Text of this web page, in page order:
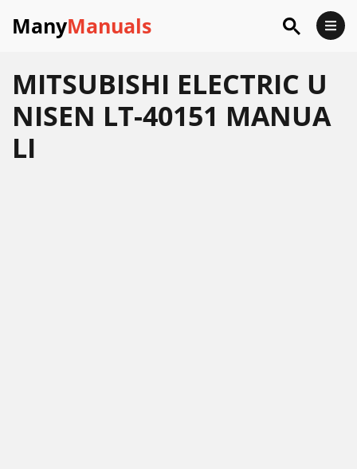
ManyManuals
MITSUBISHI ELECTRIC U
NISEN LT-40151 MANUA
LI